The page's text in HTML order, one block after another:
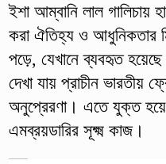
ইশা আম্বানি লাল গালিচায়
করা ঐতিহ্য ও আধুনিকতার
পড়ে, যেখানে ব্যবহৃত
দেখা যায় প্রাচীন ভারতীয়
অনুপ্রেরণা। এতে যুক্ত
এমব্রয়ডারির সূক্ষ্ম কাজ।